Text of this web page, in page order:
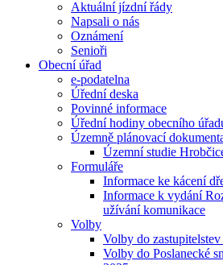
Aktuální jízdní řády
Napsali o nás
Oznámení
Senioři
Obecní úřad
e-podatelna
Úřední deska
Povinné informace
Úřední hodiny obecního
Územně plánovací
Územní studie
Formuláře
Informace ke kácení
Informace k vydání
užívání komunikace
Volby
Volby do
Volby do Poslanecké